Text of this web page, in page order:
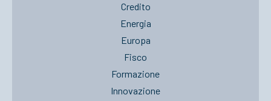
Credito
Energia
Europa
Fisco
Formazione
Innovazione